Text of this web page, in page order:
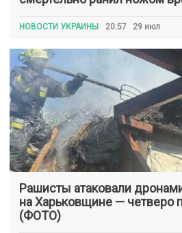
НОВОСТИ УКРАИНЫ 20:57 29 июл
Рашисты атаковали
на Харьковщине — четверо
(ФОТО)